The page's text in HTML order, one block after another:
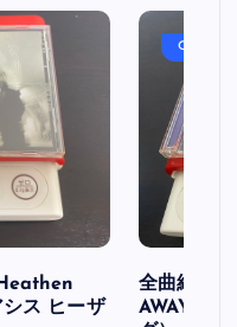
ス ヒーザ
OASIS
全曲紹介
AWAY」